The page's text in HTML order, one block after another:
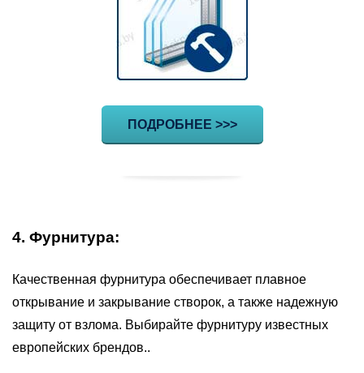
ПОДРОБНЕЕ >>>
4. Фурнитура:
Качественная фурнитура обеспечивает плавное
открывание и закрывание створок, а также надежную
защиту от взлома. Выбирайте фурнитуру известных
европейских брендов..